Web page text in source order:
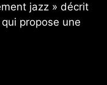
jazz » décrit
propose une